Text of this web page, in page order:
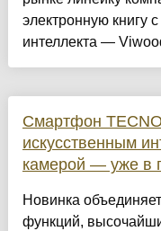
электронную книгу
интеллекта —
Смартфон
искусственным
камерой — уже в
Новинка
функций,